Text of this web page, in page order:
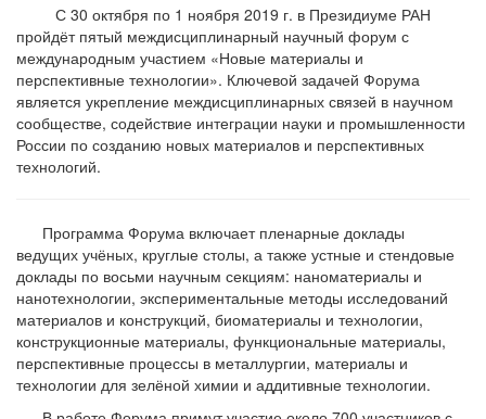
С 30 октября по 1 ноября 2019 г. в Президиуме РАН
пройдёт пятый междисциплинарный научный форум с
международным участием «Новые материалы и
перспективные технологии». Ключевой задачей Форума
является укрепление междисциплинарных связей в научном
сообществе, содействие интеграции науки и промышленности
России по созданию новых материалов и перспективных
технологий.
Программа Форума включает пленарные доклады
ведущих учёных, круглые столы, а также устные и стендовые
доклады по восьми научным секциям: наноматериалы и
нанотехнологии, экспериментальные методы исследований
материалов и конструкций, биоматериалы и технологии,
конструкционные материалы, функциональные материалы,
перспективные процессы в металлургии, материалы и
технологии для зелёной химии и аддитивные технологии.